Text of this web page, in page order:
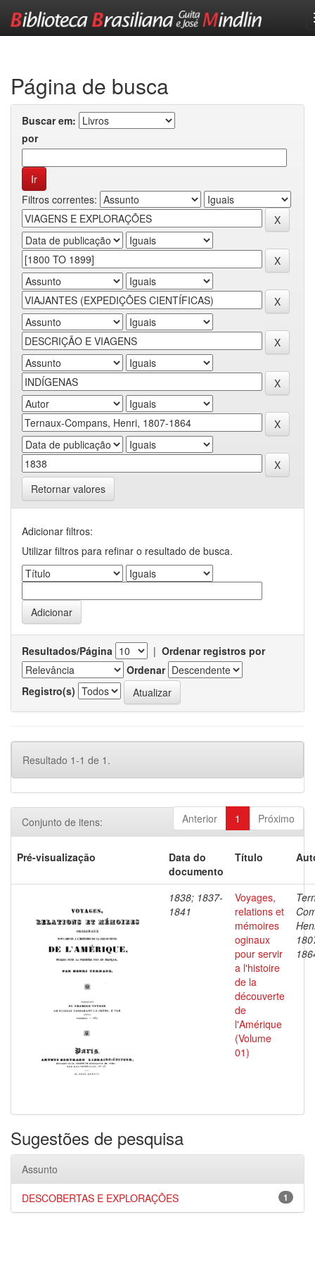
Página de busca
Buscar em:
por
Filtros correntes:
Retornar valores
Adicionar filtros:
Utilizar filtros para refinar o resultado de busca.
Resultados/Página | Ordenar registros por
Ordenar
Registro(s)
Resultado 1-1 de 1.
Anterior 1 Próximo
Conjunto de itens:
Pré-visualização
Data do
documento
Título
1838; 1837-
1841
Voyages,
relations et
mémoires
oginaux
pour servir
a l'histoire
de la
découverte
de
l'Amérique
(Volume
01)
Sugestões de pesquisa
Assunto
1
DESCOBERTAS E EXPLORAÇÕES